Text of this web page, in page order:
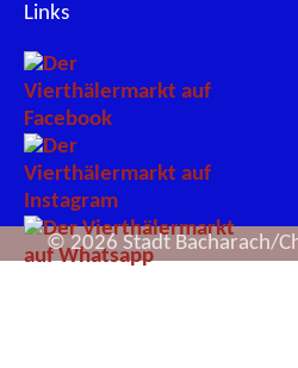
Links
© 2026 Stadt Bacharach/